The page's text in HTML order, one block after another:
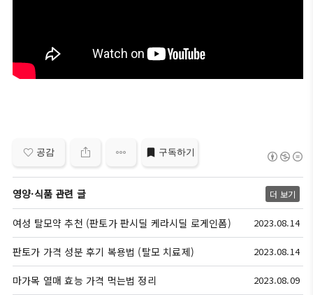
공감 구독하기
영양·식품 관련 글 더 보기
여성 탈모약 추천 (판토가 판시딜 케라시딜 로게인폼) 2023.08.14
판토가 가격 성분 후기 복용법 (탈모 치료제) 2023.08.14
마가목 열매 효능 가격 먹는법 정리 2023.08.09